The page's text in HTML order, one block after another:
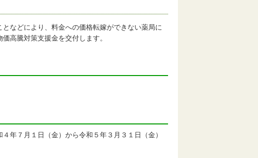
などにより、料金への価格転嫁ができない薬局に
高騰対策支援金を交付します。
年７月１日（金）から令和５年３月３１日（金）